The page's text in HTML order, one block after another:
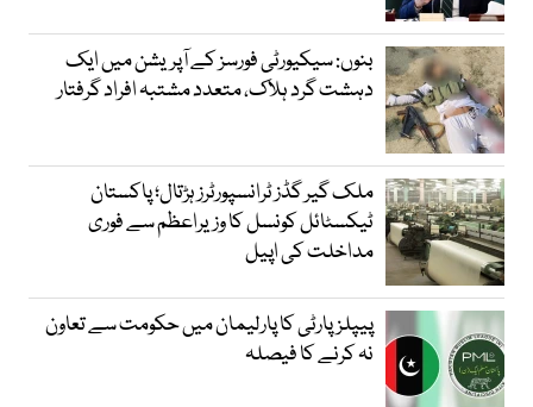
بنوں: سیکیورٹی فورسز کے آپریشن میں ایک
دہشت گرد ہلاک، متعدد مشتبہ افراد گرفتار
ملک گیر گڈز ٹرانسپورٹرز ہڑتال؛ پاکستان
ٹیکسٹائل کونسل کا وزیراعظم سے فوری
مداخلت کی اپیل
پیپلزپارٹی کا پارلیمان میں حکومت سے تعاون
نہ کرنے کا فیصلہ